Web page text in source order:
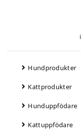
Hundprodukter
Kattprodukter
Hunduppfödare
Kattuppfödare